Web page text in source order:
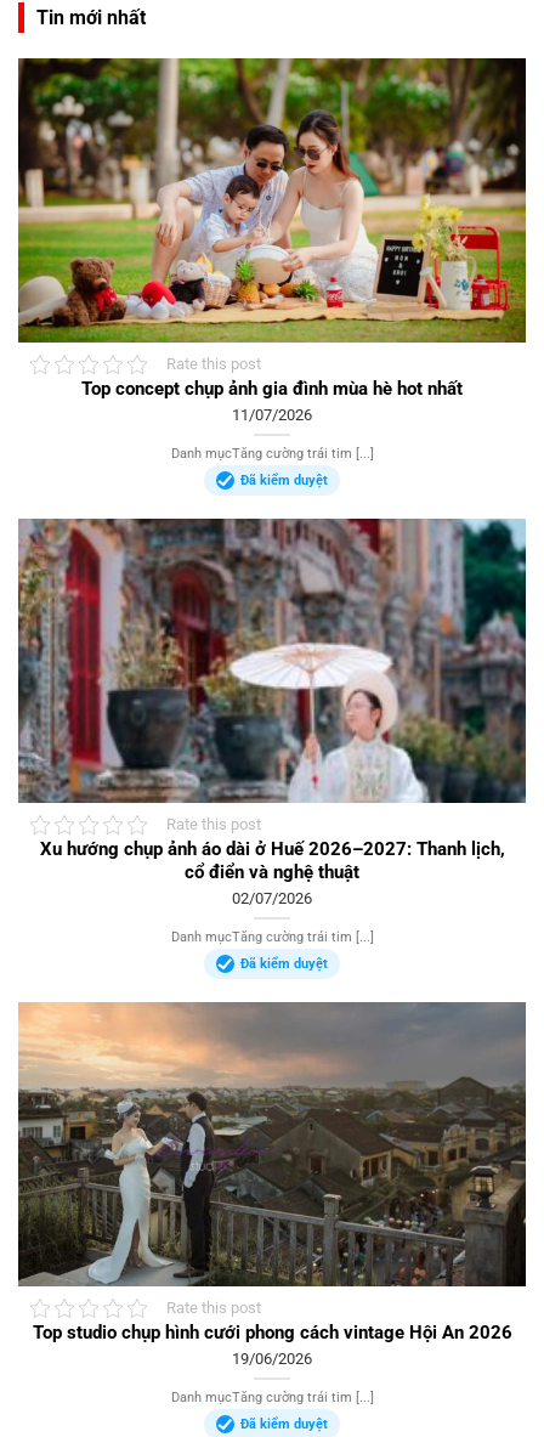
Tin mới nhất
Rate this post
Top concept chụp ảnh gia đình mùa hè hot nhất
11/07/2026
Danh mụcTăng cường trái tim [...]
Đã kiểm duyệt
Rate this post
Xu hướng chụp ảnh áo dài ở Huế 2026–2027: Thanh lịch,
cổ điển và nghệ thuật
02/07/2026
Danh mụcTăng cường trái tim [...]
Đã kiểm duyệt
Rate this post
Top studio chụp hình cưới phong cách vintage Hội An 2026
19/06/2026
Danh mụcTăng cường trái tim [...]
Đã kiểm duyệt